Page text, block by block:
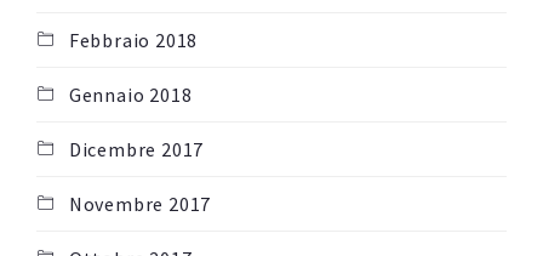
Febbraio 2018
Gennaio 2018
Dicembre 2017
Novembre 2017